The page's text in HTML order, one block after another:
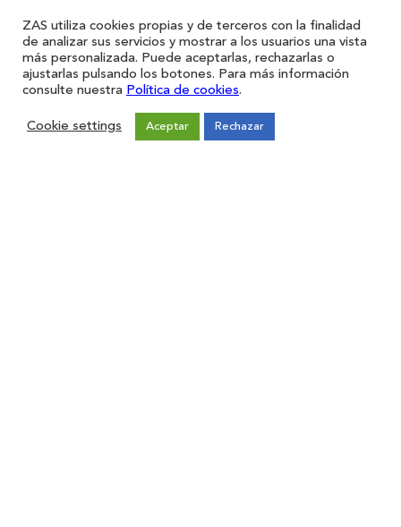
ZAS utiliza cookies propias y de terceros con la finalidad
de analizar sus servicios y mostrar a los usuarios una vista
más personalizada. Puede aceptarlas, rechazarlas o
ajustarlas pulsando los botones. Para más información
consulte nuestra Política de cookies.
Cookie settings Aceptar Rechazar